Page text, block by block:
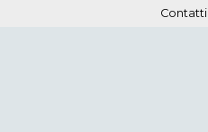
Contatti